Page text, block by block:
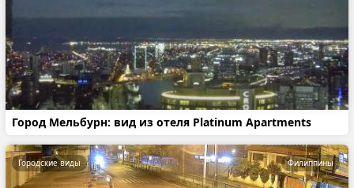
Город Мельбурн: вид из отеля Platinum Apartments
Городские виды Филиппины